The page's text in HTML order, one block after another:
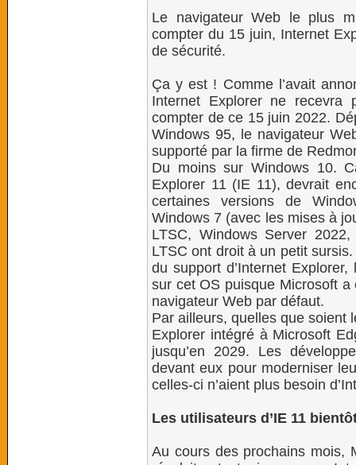
Le navigateur Web le plus
compter du 15 juin, Internet
de sécurité.
Ça y est ! Comme l’avait
Internet Explorer ne
compter de ce 15 juin 2022.
Windows 95, le navigateur
supporté par la firme de
Du moins sur Windows 10.
Explorer 11 (IE 11), devrait
certaines versions de
Windows 7 (avec les mises à
LTSC, Windows Server
LTSC ont droit à un petit
du support d’Internet
sur cet OS puisque Microsoft
navigateur Web par défaut.
Par ailleurs, quelles que soient
Explorer intégré à Microsoft
jusqu’en 2029. Les
devant eux pour moderniser
celles-ci n’aient plus besoin
Les utilisateurs d’IE 11
Au cours des prochains mois,